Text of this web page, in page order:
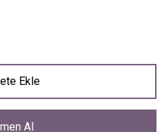
Ekle
Al